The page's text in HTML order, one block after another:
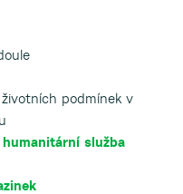
podmínek v
služba